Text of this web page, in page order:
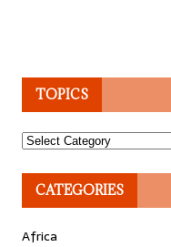
TOPICS
Topics
CATEGORIES
Africa